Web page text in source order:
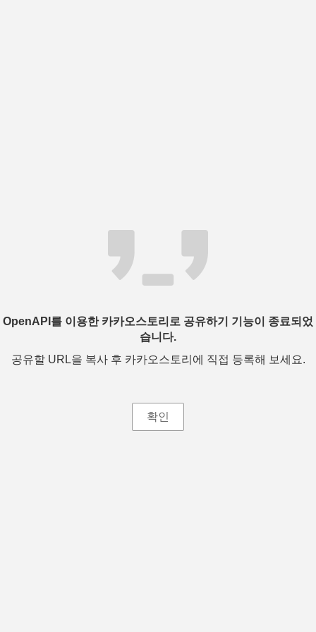
OpenAPI를 이용한 카카오스토리로 공유하기 기능이 종료되었
습니다.
공유할 URL을 복사 후 카카오스토리에 직접 등록해 보세요.
확인